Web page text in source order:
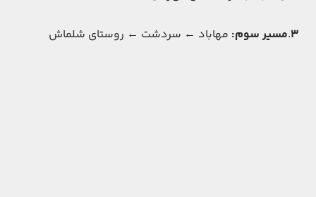
3
.مسیر سوم: مهاباد ← سردشت ← روستای شلماش